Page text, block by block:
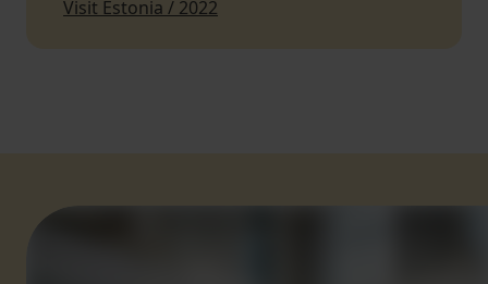
Visit Estonia / 2022